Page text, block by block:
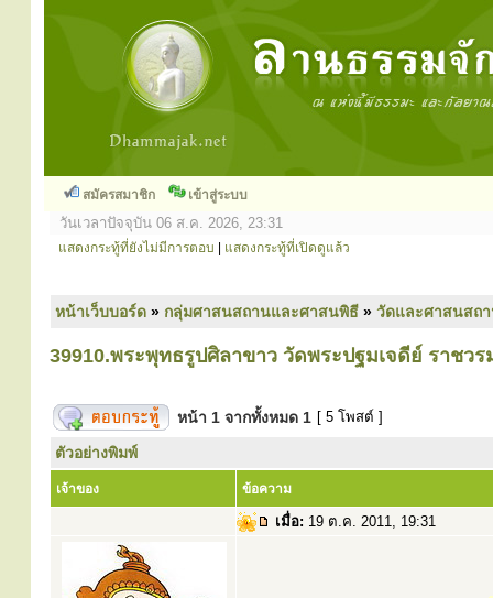
สมัครสมาชิก เข้าสู่ระบบ
วันเวลาปัจจุบัน 06 ส.ค. 2026, 23:31
แสดงกระทู้ที่ยังไม่มีการตอบ แสดงกระทู้ที่เปิดดูแล้ว
หน้าเว็บบอร์ด » กลุ่มศาสนสถานและศาสนพิธี » วัดและศาสนสถ
39910.พระพุทธรูปศิลาขาว วัดพระปฐมเจดีย์ ราชว
หน้า 1 จากทั้งหมด 1 [ 5 โพสต์ ]
ตัวอย่างพิมพ์
เจ้าของ ข้อความ
เมื่อ: 19 ต.ค. 2011, 19:31